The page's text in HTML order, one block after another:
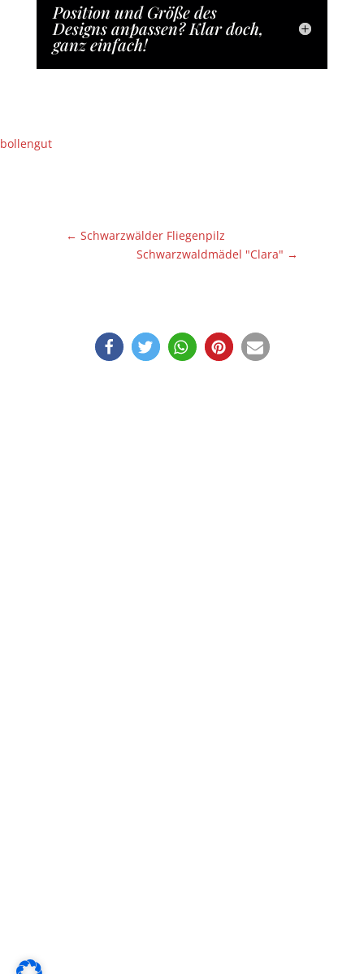
Position und Größe des
Designs anpassen? Klar doch,
ganz einfach!
bollengut
← Schwarzwälder Fliegenpilz
Schwarzwaldmädel "Clara" →